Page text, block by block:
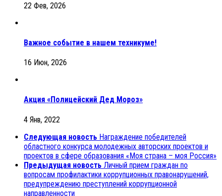
22 Фев, 2026
Важное событие в нашем техникуме!
16 Июн, 2026
Акция «Полицейский Дед Мороз»
4 Янв, 2022
Следующая новость Награждение победителей
областного конкурса молодежных авторских проектов и
проектов в сфере образования «Моя страна – моя Россия»
Предыдущая новость Личный прием граждан по
вопросам профилактики коррупционных правонарушений,
предупреждению преступлений коррупционной
направленности